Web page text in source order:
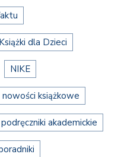
dla Dzieci
NIKE
nowości książkowe
podręczniki akademickie